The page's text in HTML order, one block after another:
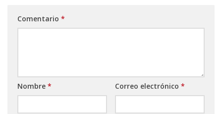
Comentario *
Nombre * Correo electrónico *